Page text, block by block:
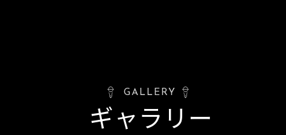
GALLERY
ギャラリー